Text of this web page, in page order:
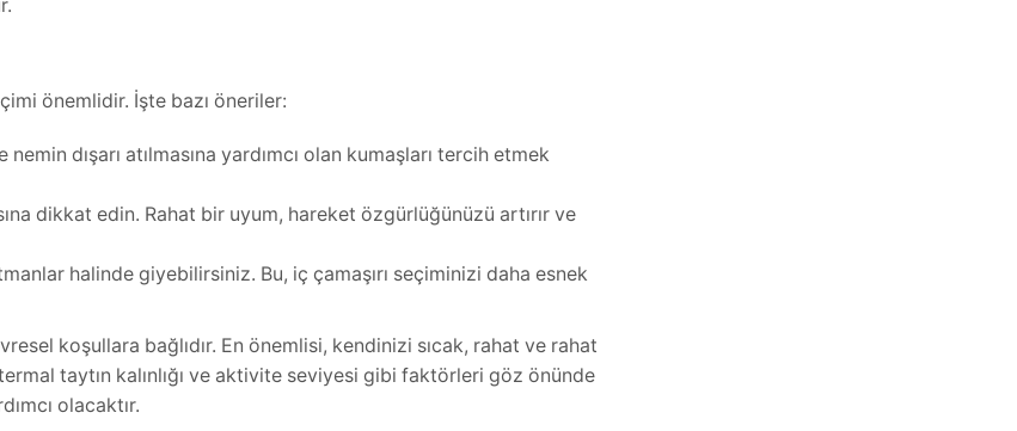
önemlidir. İşte bazı öneriler:
dışarı atılmasına yardımcı olan kumaşları tercih etmek
dikkat edin. Rahat bir uyum, hareket özgürlüğünüzü artırır ve
halinde giyebilirsiniz. Bu, iç çamaşırı seçiminizi daha esnek
koşullara bağlıdır. En önemlisi, kendinizi sıcak, rahat ve rahat
taytın kalınlığı ve aktivite seviyesi gibi faktörleri göz önünde
olacaktır.